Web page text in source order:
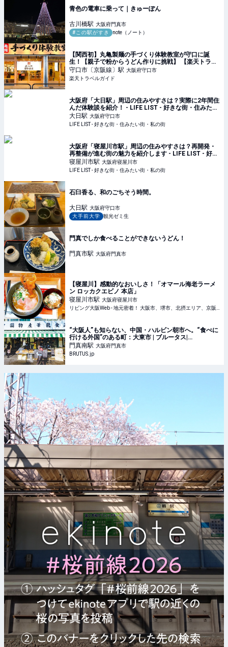
青色の電車に乗って｜きゅーぽん
古川橋駅 大阪府門真市
#この駅がすき
note（ノート）
【関西初】丸亀製麺の手づくり体験教室が守口に誕
生！【親子で粉からうどん作りに挑戦】 【楽天トラベ
ル】
守口市〔京阪線〕駅 大阪府守口市
楽天トラベルガイド
大阪府「大日駅」周辺の住みやすさは？実際に2年間住
んだ体験談を紹介！ - LIFE LIST - 好きな街・住みたい
街・私の街
大日駅 大阪府守口市
LIFE LIST - 好きな街・住みたい街・私の街
大阪府「寝屋川市駅」周辺の住みやすさは？再開発・
再整備が進む街の魅力を紹介します - LIFE LIST - 好き
な街・住みたい街・私の街
寝屋川市駅 大阪府寝屋川市
LIFE LIST - 好きな街・住みたい街・私の街
石臼香る、和のごちそう時間。
大日駅 大阪府守口市
大手前大学
観光ゼミ生
門真でしか食べることができないうどん！
門真市駅 大阪府門真市
【寝屋川】感動的なおいしさ！「オマール海老ラーメ
ン ロッカクエビノ 本店」
寝屋川市駅 大阪府寝屋川市
“大阪人”も知らない、中国・ハルビン朝市へ。“食べに
行ける外国”のある町：大東市 | ブルータス|
BRUTUS.jp
門真南駅 大阪府門真市
BRUTUS.jp